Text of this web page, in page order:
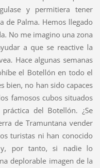
y permitiera tener
de Palma. Hemos llegado
No me imagino una zona
a que se reactive la
Hace algunas semanas
el Botellón en todo el
bien, no han sido capaces
famosos cubos situados
del Botellón. ¿Se
de Tramuntana vender
turistas ni han conocido
y, por tanto, si nadie lo
deplorable imagen de la